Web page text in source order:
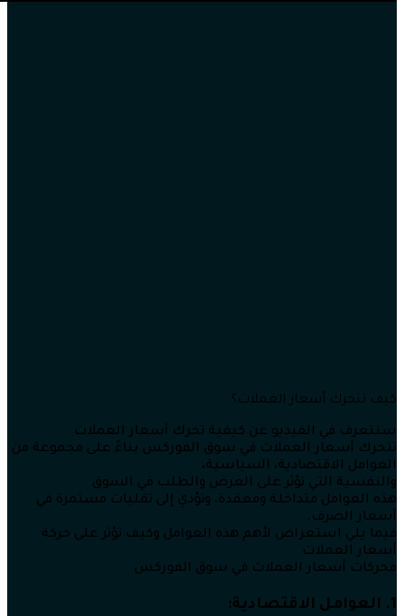
كيف تتحرك أسعار العملات؟
سنتعرف في الفيديو عن كيفية تحرك أسعار العملات
تتحرك أسعار العملات في سوق الفوركس بناءً على مجموعة من
العوامل الاقتصادية، السياسية،
والنفسية التي تؤثر على العرض والطلب في السوق
هذه العوامل متداخلة ومعقدة، وتؤدي إلى تقلبات مستمرة في
أسعار الصرف.
فيما يلي استعراض لأهم هذه العوامل وكيف تؤثر على حركة
أسعار العملات
محركات أسعار العملات في سوق الفوركس
1. العوامل الاقتصادية: